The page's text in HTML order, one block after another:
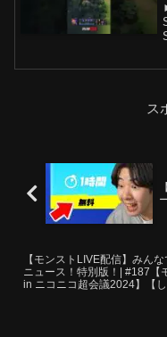
ス
【モンストLIVE配信】みん
ニュース！特別版！| #187【
in ニコニコ超会議2024】【し